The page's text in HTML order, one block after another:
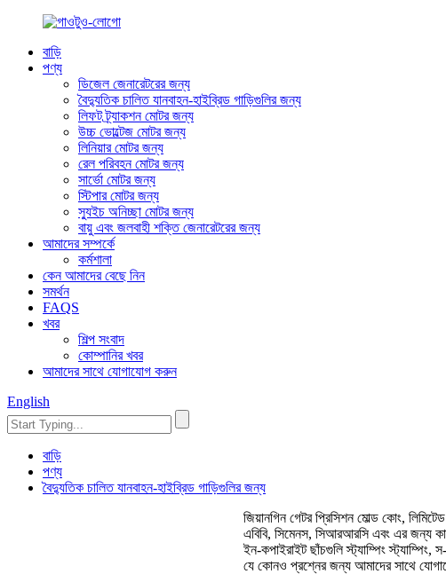
বাড়ি
পণ্য
ডিজেল জেনারেটরের জন্য
বৈদ্যুতিক চালিত যানবাহন-হাইব্রিড গাড়িগুলির জন্য
লিফট ট্র্যাকশন মোটর জন্য
উচ্চ ভোল্টেজ মোটর জন্য
লিনিয়ার মোটর জন্য
রেল পরিবহন মোটর জন্য
সার্ভো মোটর জন্য
স্টিপার মোটর জন্য
স্যুইচ অনিচ্ছা মোটর জন্য
বায়ু এবং জলবাহী শক্তি জেনারেটরের জন্য
আমাদের সম্পর্কে
কর্মশালা
কেন আমাদের বেছে নিন
সমর্থন
FAQS
খবর
শিল্প সংবাদ
কোম্পানির খবর
আমাদের সাথে যোগাযোগ করুন
English
বাড়ি
পণ্য
বৈদ্যুতিক চালিত যানবাহন-হাইব্রিড গাড়িগুলির জন্য
জিয়ানগিন গেটর প্রিসিশন মোল্ড কোং,
এবিবি, সিমেনস, সিআরআরসি এবং এর জন্য
ইন-কপাইরাইট ছাঁচগুলি স্ট্যাম্পিং
যে কোনও প্রশ্নের জন্য আমাদের সাথে